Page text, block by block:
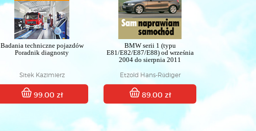
Badania techniczne pojazdów
Poradnik diagnosty
Sitek Kazimierz
99.00 zł
BMW serii 1 (typu
E81/E82/E87/E88) od września
2004 do sierpnia 2011
Etzold Hans-Rüdiger
89.00 zł